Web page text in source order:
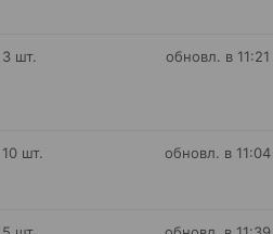
3 шт. обновл. в 11:21
10 шт. обновл. в 11:04